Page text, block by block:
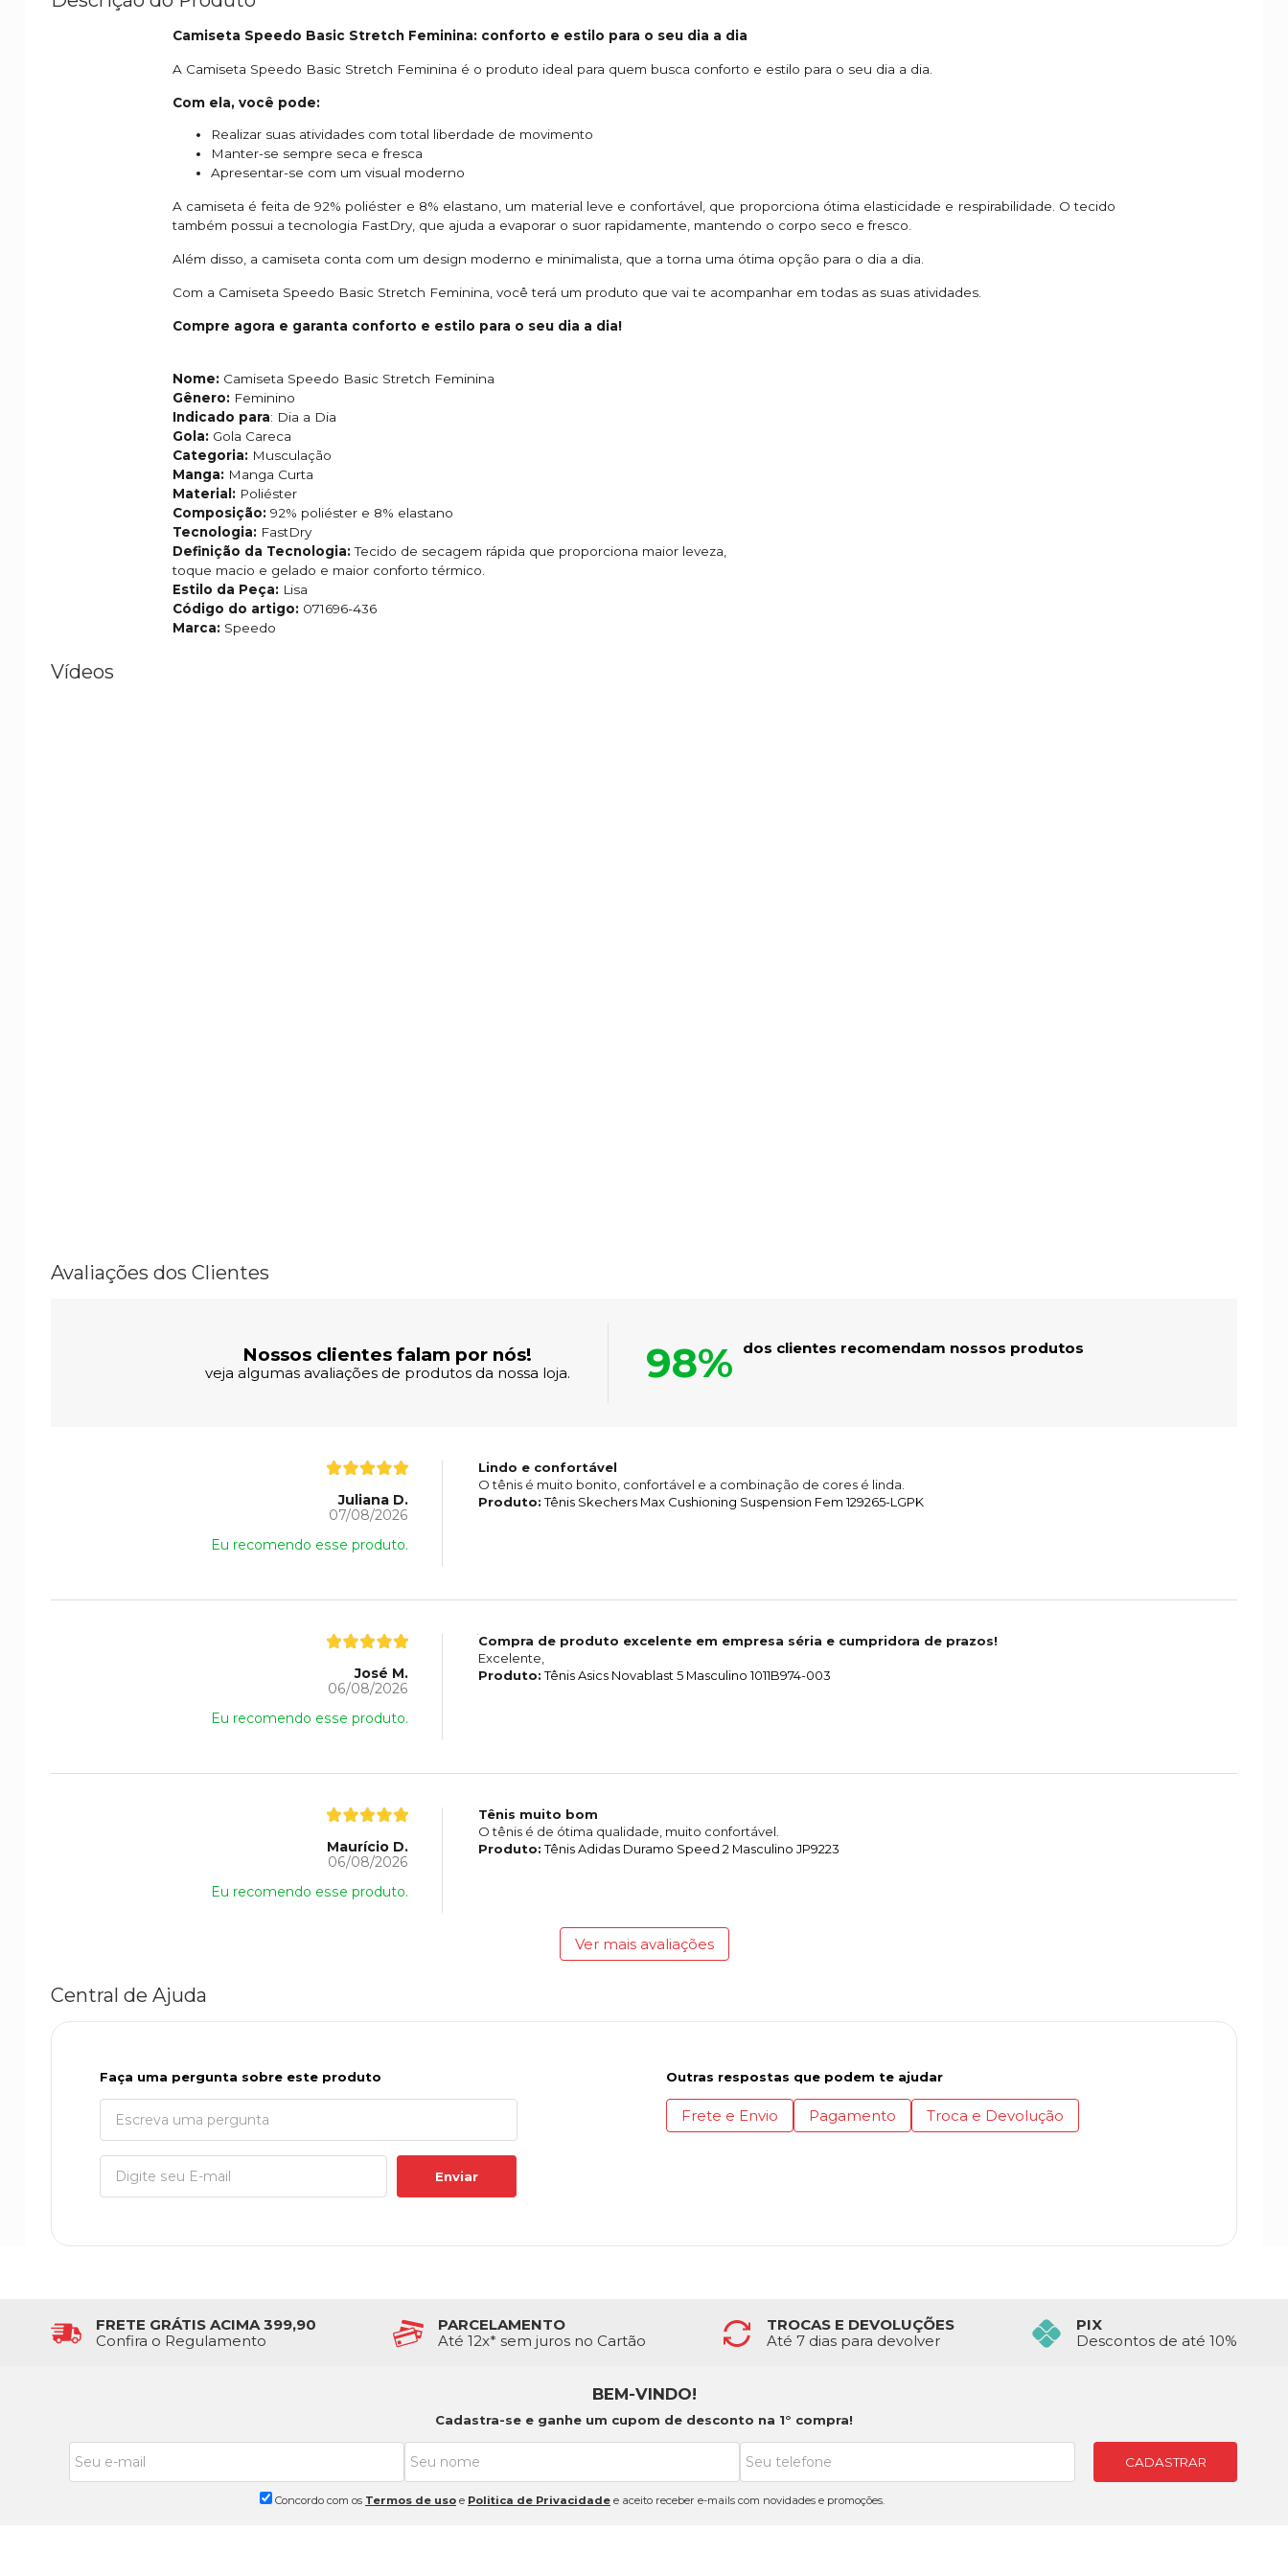
Camiseta Speedo Basic Stretch Feminina: conforto e estilo para o seu dia a dia
A Camiseta Speedo Basic Stretch Feminina é o produto ideal para quem busca conforto e estilo para o seu dia a dia.
Com ela, você pode:
Realizar suas atividades com total liberdade de movimento
Manter-se sempre seca e fresca
Apresentar-se com um visual moderno
A camiseta é feita de 92% poliéster e 8% elastano, um material leve e confortável, que proporciona ótima elasticidade e respirabilidade. O tecido
também possui a tecnologia FastDry, que ajuda a evaporar o suor rapidamente, mantendo o corpo seco e fresco.
Além disso, a camiseta conta com um design moderno e minimalista, que a torna uma ótima opção para o dia a dia.
Com a Camiseta Speedo Basic Stretch Feminina, você terá um produto que vai te acompanhar em todas as suas atividades.
Compre agora e garanta conforto e estilo para o seu dia a dia!
Nome: Camiseta Speedo Basic Stretch Feminina
Gênero: Feminino
Indicado para: Dia a Dia
Gola: Gola Careca
Categoria: Musculação
Manga: Manga Curta
Material: Poliéster
Composição: 92% poliéster e 8% elastano
Tecnologia: FastDry
Definição da Tecnologia:Tecido de secagem rápida que proporciona maior leveza,
toque macio e gelado e maior conforto térmico.
Estilo da Peça: Lisa
Código do artigo: 071696-436
Marca: Speedo
Vídeos
Avaliações dos Clientes
Nossos clientes falam por nós!
veja algumas avaliações de produtos da nossa loja. 98% dos clientes recomendam nossos produtos
Juliana D.
07/08/2026
Eu recomendo esse produto.
Lindo e confortável
O tênis é muito bonito, confortável e a combinação de cores é linda.
Produto:Tênis Skechers Max Cushioning Suspension Fem 129265-LGPK
José M.
06/08/2026
Eu recomendo esse produto.
Compra de produto excelente em empresa séria e cumpridora de prazos!
Excelente,
Produto:Tênis Asics Novablast 5 Masculino 1011B974-003
Maurício D.
06/08/2026
Eu recomendo esse produto.
Tênis muito bom
O tênis é de ótima qualidade, muito confortável.
Produto:Tênis Adidas Duramo Speed 2 Masculino JP9223
Ver mais avaliações
Central de Ajuda
Faça uma pergunta sobre este produto
Enviar
Outras respostas que podem te ajudar
Frete e Envio Pagamento Troca e Devolução
FRETE GRÁTIS ACIMA 399,90
Confira o Regulamento
PARCELAMENTO
Até 12x* sem juros no Cartão
TROCAS E DEVOLUÇÕES
Até 7 dias para devolver
PIX
Descontos de até 10%
BEM-VINDO!
Cadastra-se e ganhe um cupom de desconto na 1° compra!
Concordo com os Termos de uso e Politica de Privacidade e aceito receber e-mails com novidades e promoções.
CADASTRAR